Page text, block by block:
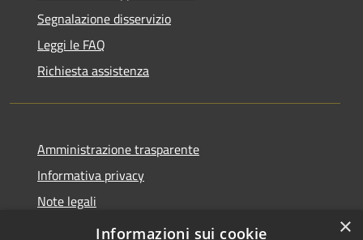
Segnalazione disservizio
Leggi le FAQ
Richiesta assistenza
Amministrazione trasparente
Informativa privacy
Note legali
Dichiarazione di accessibilità
×
Informazioni sui cookie